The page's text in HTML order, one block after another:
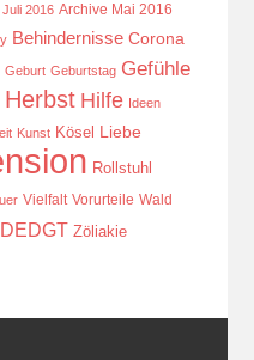
2016 Archive Mai 2016
Behindernisse Corona
Geburt Geburtstag Gefühle
Herbst Hilfe Ideen
Kunst Kösel Liebe
Rollstuhl
Vielfalt Vorurteile Wald
Zöliakie